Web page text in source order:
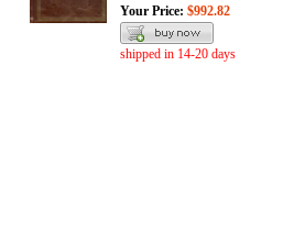
Your Price: $992.82
shipped in 14-20 days